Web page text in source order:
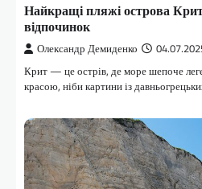
Найкращі пляжі острова
відпочинок
Олександр Демиденко
Крит — це острів, де море шепоче
красою, ніби картини із